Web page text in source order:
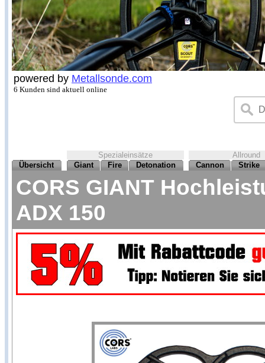
powered by Metallsonde.com
6 Kunden sind aktuell online
Spezialeinsätze
Allround
Übersicht
Giant Fire Detonation Cannon Strike
CORS GIANT
ADX 150